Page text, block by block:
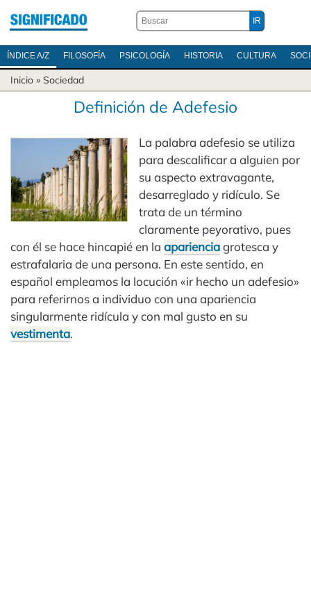
ÍNDICE A/Z FILOSOFÍA PSICOLOGÍA HISTORIA CULTURA
Inicio » Sociedad
Definición de Adefesio
La palabra adefesio se utiliza
para descalificar a alguien por
su aspecto extravagante,
desarreglado y ridículo. Se
trata de un término
claramente peyorativo, pues
con él se hace hincapié en la aparienciagrotesca y
estrafalaria de una persona. En este sentido, en
español empleamos la locución «ir hecho un adefesio»
para referirnos a individuo con una apariencia
singularmente ridícula y con mal gusto en su
vestimenta.